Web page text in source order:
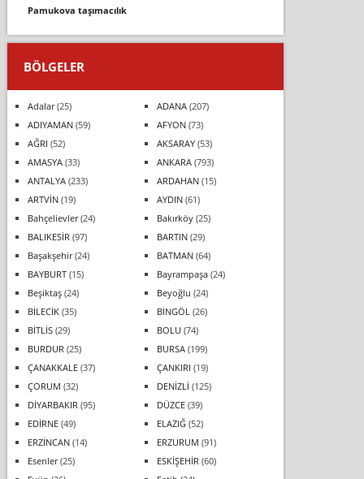
pamukova taşimacilik
BÖLGELER
Adalar(25) ADANA(207)
ADIYAMAN(59) AFYON(73)
AĞRI (52) AKSARAY(53)
AMASYA(33) ANKARA(793)
ANTALYA(233) ARDAHAN(15)
ARTVİN(19) AYDIN(61)
Bahçelievler(24) Bakırköy(25)
BALIKESİR (97) BARTIN(29)
Başakşehir(24) BATMAN(64)
BAYBURT(15) Bayrampaşa(24)
Beşiktaş(24) Beyoğlu (24)
BİLECİK(35) BİNGÖL (26)
BİTLİS(29) BOLU (74)
BURDUR (25) BURSA(199)
ÇANAKKALE(37) ÇANKIRI (19)
ÇORUM (32) DENİZLİ (125)
DİYARBAKIR (95) DÜZCE(39)
EDİRNE(49) ELAZIĞ(52)
ERZİNCAN(14) ERZURUM (91)
Esenler(25) ESKİŞEHİR (60)